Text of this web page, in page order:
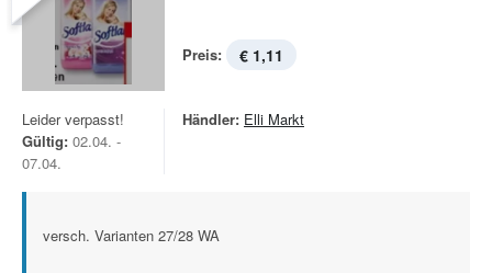
Preis: € 1,11
Leider verpasst!
Gültig: 02.04. -
07.04.
Händler: Elli Markt
versch. Varianten 27/28 WA